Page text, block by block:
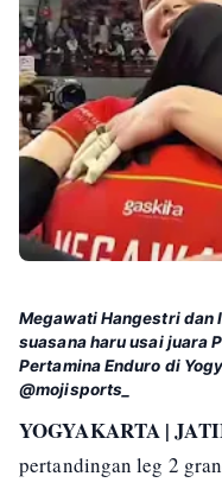
Megawati Hangestri dan
suasana haru usai juara
Pertamina Enduro di
@mojisports_
YOGYAKARTA |
pertandingan leg 2